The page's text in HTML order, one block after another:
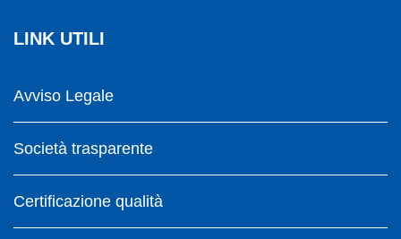
LINK UTILI
Avviso Legale
Società trasparente
Certificazione qualità